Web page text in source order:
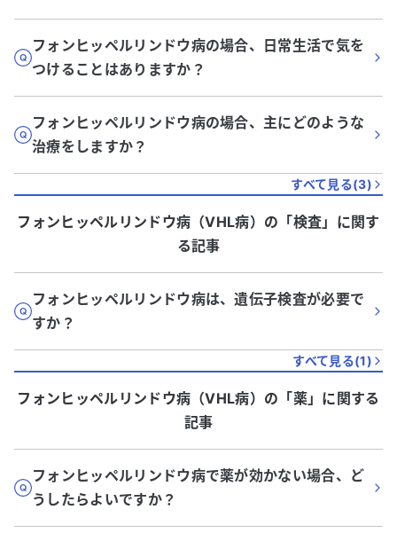
フォンヒッペルリンドウ病の場合、日常生活で気を
つけることはありますか？
フォンヒッペルリンドウ病の場合、主にどのような
治療をしますか？
すべて見る(3)
フォンヒッペルリンドウ病（VHL病） の「検査」に関す
る記事
フォンヒッペルリンドウ病は、遺伝子検査が必要で
すか？
すべて見る(1)
フォンヒッペルリンドウ病（VHL病） の「薬」に関する
記事
フォンヒッペルリンドウ病で薬が効かない場合、ど
うしたらよいですか？